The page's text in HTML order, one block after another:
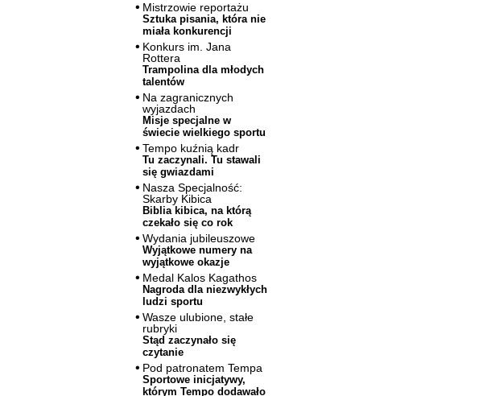
Mistrzowie reportażu
Sztuka pisania, która nie
miała konkurencji
Konkurs im. Jana
Rottera
Trampolina dla młodych
talentów
Na zagranicznych
wyjazdach
Misje specjalne w
świecie wielkiego sportu
Tempo kuźnią kadr
Tu zaczynali. Tu stawali
się gwiazdami
Nasza Specjalność:
Skarby Kibica
Biblia kibica, na którą
czekało się co rok
Wydania jubileuszowe
Wyjątkowe numery na
wyjątkowe okazje
Medal Kalos Kagathos
Nagroda dla niezwykłych
ludzi sportu
Wasze ulubione, stałe
rubryki
Stąd zaczynało się
czytanie
Pod patronatem Tempa
Sportowe inicjatywy,
którym Tempo dodawało